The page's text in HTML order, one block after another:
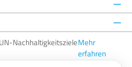
NachhaltigkeitszieleMehr
erfahren